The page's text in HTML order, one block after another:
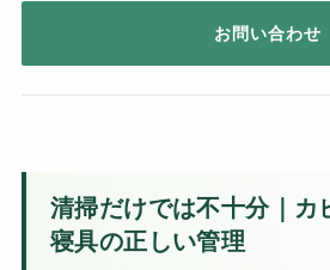
お問い合わせ
清掃だけでは不十分｜カ
寝具の正しい管理